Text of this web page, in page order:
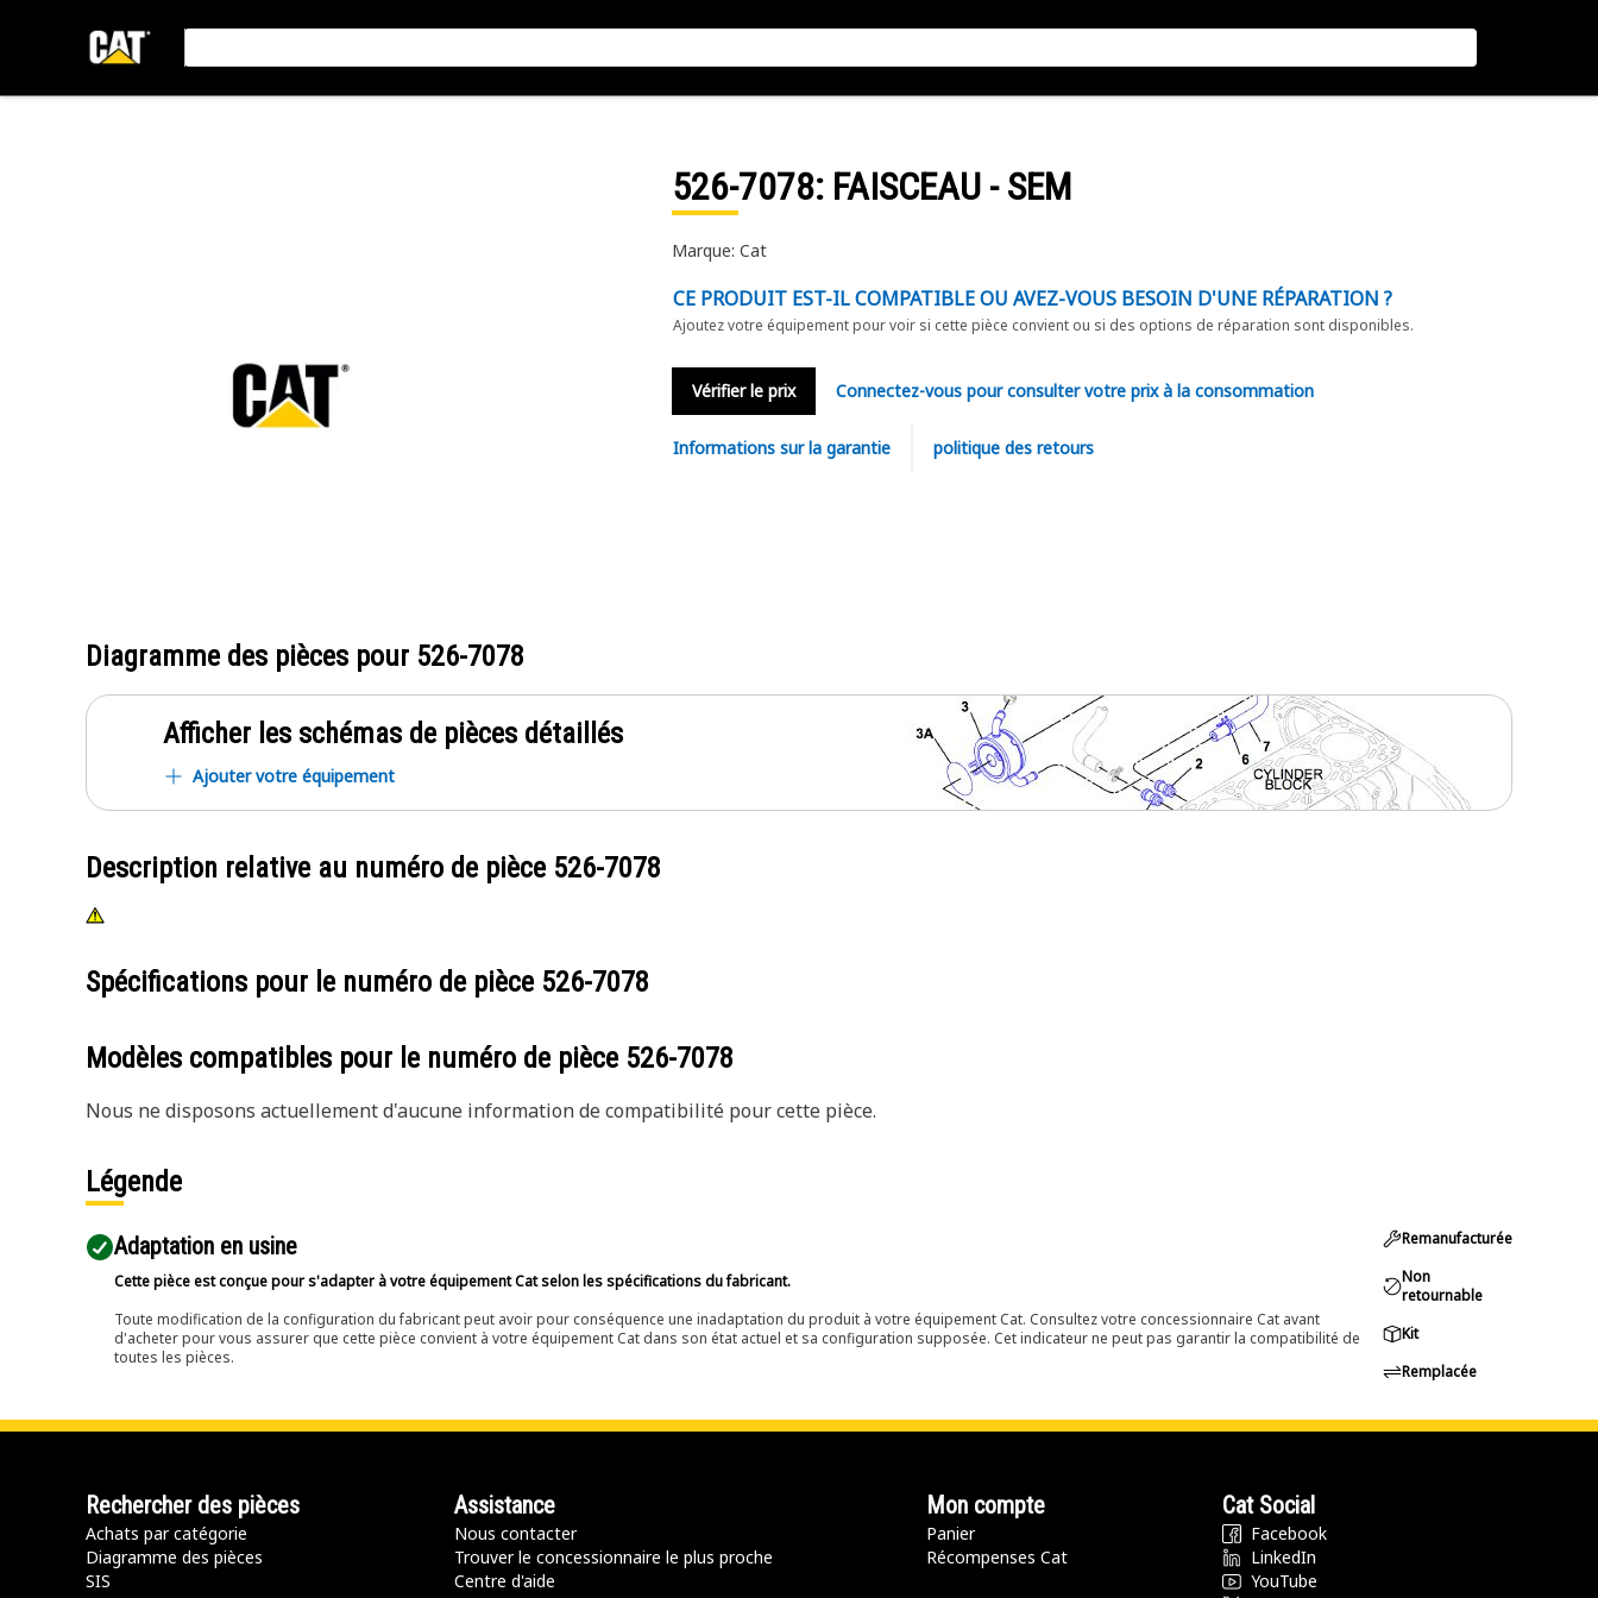
526-7078: FAISCEAU - SEM
Marque: Cat
CE PRODUIT EST-IL COMPATIBLE OU AVEZ-VOUS BESOIN D'UNE RÉPARATION ?
Ajoutez votre équipement pour voir si cette pièce convient ou si des options de réparation sont disponibles.
Vérifier le prix Connectez-vous pour consulter votre prix à la consommation
Informations sur la garantie politique des retours
Diagramme des pièces pour 526-7078
Afficher les schémas de pièces détaillés
Ajouter votre équipement
Description relative au numéro de pièce 526-7078
Spécifications pour le numéro de pièce 526-7078
Modèles compatibles pour le numéro de pièce 526-7078
Nous ne disposons actuellement d'aucune information de compatibilité pour cette pièce.
Légende
Adaptation en usine
Cette pièce est conçue pour s'adapter à votre équipement Cat selon les spécifications du fabricant.
Toute modification de la configuration du fabricant peut avoir pour conséquence une inadaptation du produit à votre équipement Cat. Consultez votre concessionnaire Cat avant
d'acheter pour vous assurer que cette pièce convient à votre équipement Cat dans son état actuel et sa configuration supposée. Cet indicateur ne peut pas garantir la compatibilité de
toutes les pièces.
Remanufacturée
Non
retournable
Kit
Remplacée
Rechercher des pièces
Achats par catégorie
Diagramme des pièces
SIS
Assistance
Nous contacter
Trouver le concessionnaire le plus proche
Centre d'aide
Mon compte
Panier
Récompenses Cat
Cat Social
Facebook
LinkedIn
YouTube